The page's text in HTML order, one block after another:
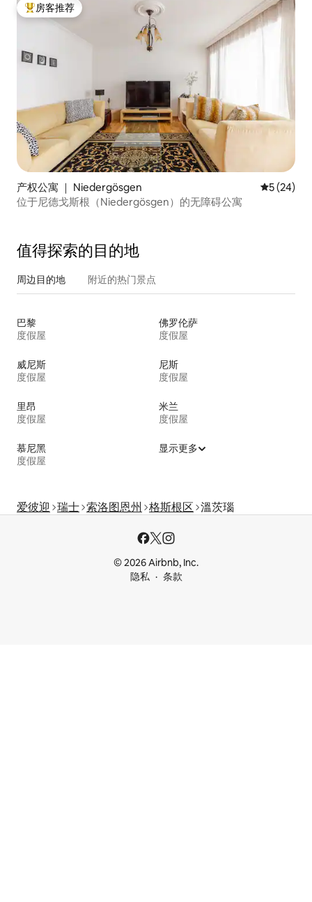
热门「房客推荐」
房客推荐
产权公寓 ｜ Niedergösgen 平均评分
5 (24)
位于尼德戈斯根（Niedergösgen）的无障碍公寓
值得探索的目的地
周边目的地 附近的热门景点
巴黎
度假屋
佛罗伦萨
度假屋
威尼斯
度假屋
尼斯
度假屋
里昂
度假屋
米兰
度假屋
慕尼黑
度假屋
显示更多
爱彼迎 瑞士 索洛图恩州 格斯根区 溫茨瑙
© 2026 Airbnb, Inc.
隐私
条款